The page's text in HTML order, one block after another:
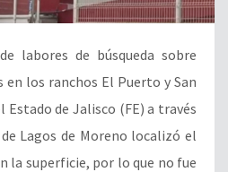
labores de búsqueda sobre
en los ranchos El Puerto y San
Estado de Jalisco (FE) a través
Lagos de Moreno localizó el
la superficie, por lo que no fue